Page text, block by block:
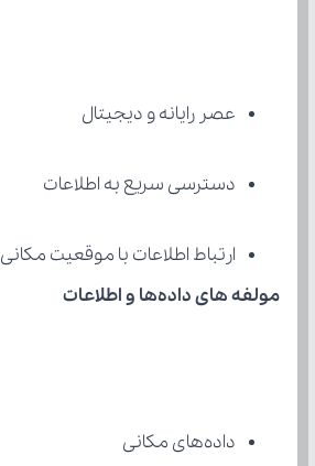
عصر رایانه و دیجیتال
دسترسی سریع به اطلاعات
ارتباط اطلاعات با موقعیت مکانی
مولفه های داده‌ها و اطلاعات
داده‌های مکانی